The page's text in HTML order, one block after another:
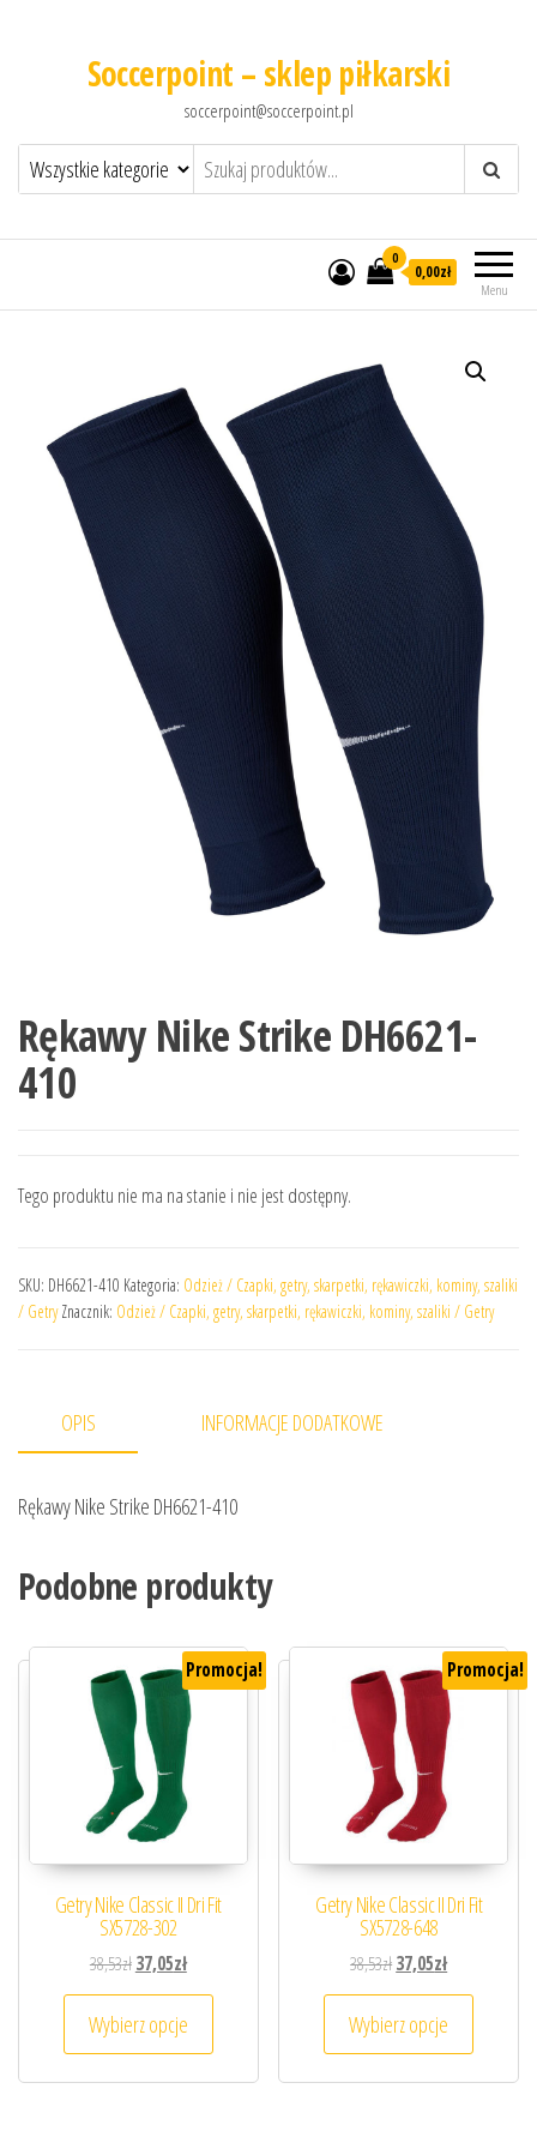
Soccerpoint – sklep piłkarski
soccerpoint@soccerpoint.pl
Menu
0
0,00zł
Rękawy Nike Strike DH6621-
410
Tego produktu nie ma na stanie i nie jest dostępny.
SKU: DH6621-410 Kategoria: Odzież / Czapki, getry, skarpetki, rękawiczki, kominy, szaliki
/ Getry Znacznik: Odzież / Czapki, getry, skarpetki, rękawiczki, kominy, szaliki / Getry
OPIS INFORMACJE DODATKOWE
Rękawy Nike Strike DH6621-410
Podobne produkty
Promocja!
Getry Nike Classic II Dri Fit
SX5728-302
38,53złPierwotna cena wynosiła: 38,53zł.
37,05złAktualna cena wynosi: 37,05zł.
Wybierz opcje
Ten produkt ma wiele wariantów. Opcje
Promocja!
Getry Nike Classic II Dri Fit
SX5728-648
38,53złPierwotna cena
37,05złAktualna cena
Wybierz opcje
Ten